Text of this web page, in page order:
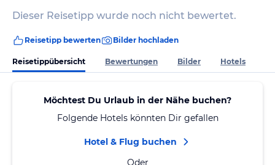
Dieser Reisetipp wurde noch nicht bewertet.
Reisetipp bewerten Bilder hochladen
Reisetippübersicht Bewertungen Bilder Hotels
Möchtest Du Urlaub in der Nähe buchen?
Folgende Hotels könnten Dir gefallen
Hotel & Flug buchen
Oder